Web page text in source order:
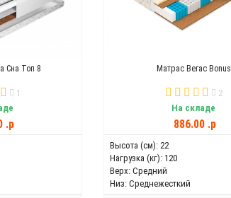
Сна Топ 8
1
.p
Матрас Вегас Bonus
2
На складе
886.00 .p
Высота (см): 22
Нагрузка (кг): 120
Верх: Средний
Низ: Среднежесткий